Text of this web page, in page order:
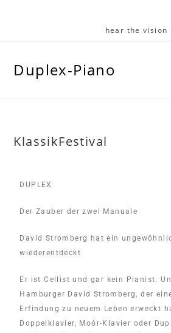
hear the vision
Duplex-Piano
KlassikFestival
DUPLEX
Der Zauber der zwei Manuale
David Stromberg hat ein
wiederentdeckt
Er ist Cellist und gar kein Pianist.
Hamburger David Stromberg, der
Erfindung zu neuem Leben erweckt
Doppelklavier, Moór-Klavier oder